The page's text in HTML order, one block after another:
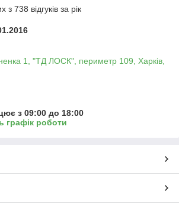
з 738 відгуків за рік
1, "ТД ЛОСК", периметр 109, Харків,
з 09:00 до 18:00
графік роботи